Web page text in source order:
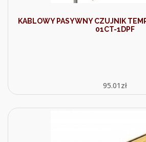
KABLOWY PASYWNY CZUJNIK
01CT-1DPF
95.01 zł